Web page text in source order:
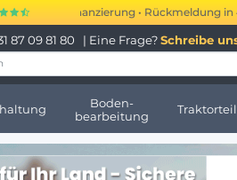
Finanzierung • Rückmeldung in 48
87 09 81 80 | Eine Frage? Schreibe
Boden-
bearbeitung